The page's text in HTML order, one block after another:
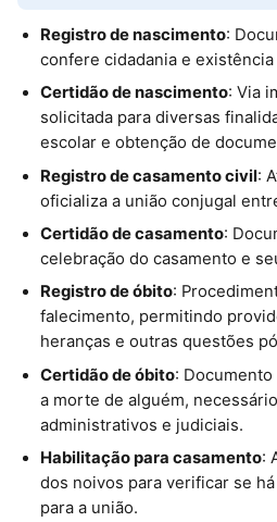
Registro de nascimento:
confere cidadania e existência
Certidão de nascimento: Via
solicitada para diversas
escolar e obtenção de
Registro de casamento civil:
oficializa a união conjugal
Certidão de casamento:
celebração do casamento e
Registro de óbito:
falecimento, permitindo
heranças e outras questões
Certidão de óbito:
a morte de alguém,
administrativos e judiciais.
Habilitação para casamento:
dos noivos para verificar se
para a união.